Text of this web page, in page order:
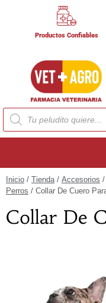
Productos Confiables
Inicio / Tienda/ Accesorios /
Perros / Collar De Cuero
Collar De